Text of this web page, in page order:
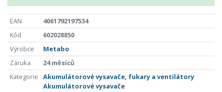
EAN
4061792197534
Kód
602028850
Výrobce
Metabo
Záruka
24 měsíců
Kategorie
Akumulátorové vysavače, fukary a ventilátory
Akumulátorové vysavače